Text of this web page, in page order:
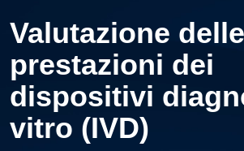
Valutazione delle
prestazioni dei
dispositivi
vitro (IVD)